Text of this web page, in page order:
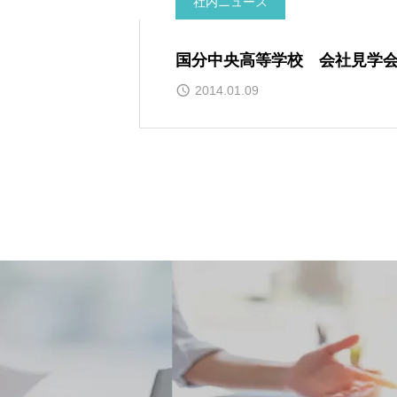
国分中央高等学校 会社見学
2014.01.09